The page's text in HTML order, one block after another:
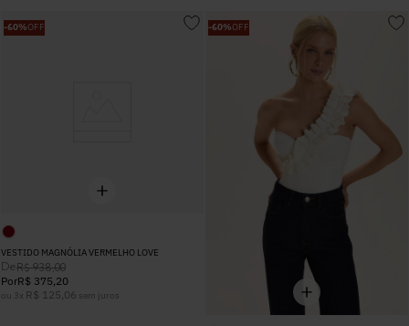
-60%OFF
VESTIDO MAGNÓLIA VERMELHO LOVE
DeR$ 938,00
PorR$ 375,20
ou 3 x R$ 125 06 sem juros
-60%OFF